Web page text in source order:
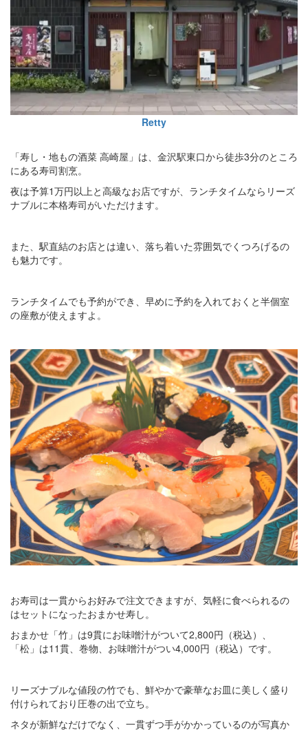
Retty
「寿し・地もの酒菜 高崎屋」は、金沢駅東口から徒歩3分のところ
にある寿司割烹。
夜は予算1万円以上と高級なお店ですが、ランチタイムならリーズ
ナブルに本格寿司がいただけます。
また、駅直結のお店とは違い、落ち着いた雰囲気でくつろげるの
も魅力です。
ランチタイムでも予約ができ、早めに予約を入れておくと半個室
の座敷が使えますよ。
お寿司は一貫からお好みで注文できますが、気軽に食べられるの
はセットになったおまかせ寿し。
おまかせ「竹」は9貫にお味噌汁がついて2,800円（税込）、
「松」は11貫、巻物、お味噌汁がつい4,000円（税込）です。
リーズナブルな値段の竹でも、鮮やかで豪華なお皿に美しく盛り
付けられており圧巻の出で立ち。
ネタが新鮮なだけでなく、一貫ずつ手がかかっているのが写真か